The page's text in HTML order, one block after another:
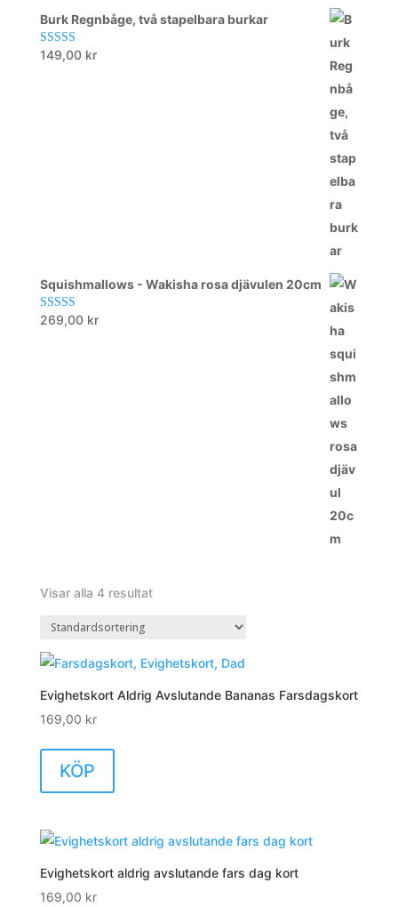
Burk Regnbåge, två stapelbara burkar
Betygsatt
149,00 kr
Squishmallows - Wakisha rosa djävulen 20cm
Betygsatt
269,00 kr
Visar alla 4 resultat
Evighetskort Aldrig Avslutande Bananas Farsdagskort
169,00 kr
KÖP
Evighetskort aldrig avslutande fars dag kort
169,00 kr